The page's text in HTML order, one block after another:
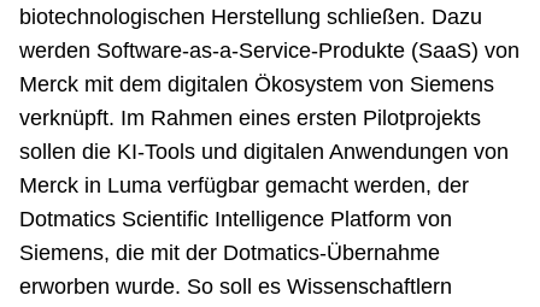
biotechnologischen Herstellung schließen. Dazu
werden Software-as-a-Service-Produkte (SaaS) von
Merck mit dem digitalen Ökosystem von Siemens
verknüpft. Im Rahmen eines ersten Pilotprojekts
sollen die KI-Tools und digitalen Anwendungen von
Merck in Luma verfügbar gemacht werden, der
Dotmatics Scientific Intelligence Platform von
Siemens, die mit der Dotmatics-Übernahme
erworben wurde. So soll es Wissenschaftlern